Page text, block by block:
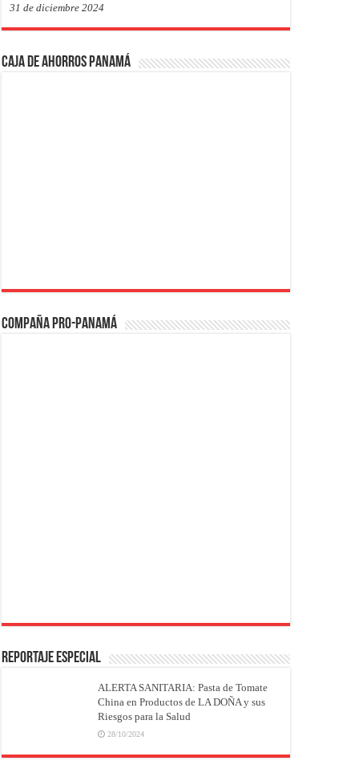
31 de diciembre 2024
Caja de Ahorros Panamá
Compaña PRO-Panamá
REPORTAJE ESPECIAL
ALERTA SANITARIA: Pasta de Tomate
China en Productos de LA DOÑA y sus
Riesgos para la Salud
28/10/2024